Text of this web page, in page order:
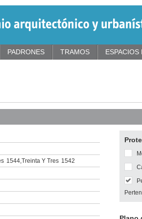
1544,Treinta Y Tres 1542
PADRONES TRAMOS ESPACIOS